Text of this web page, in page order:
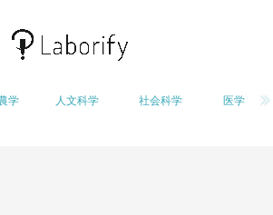
学 人文科学 社会科学 医学